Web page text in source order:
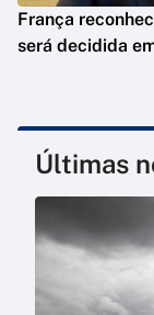
França
será decidida
Últimas